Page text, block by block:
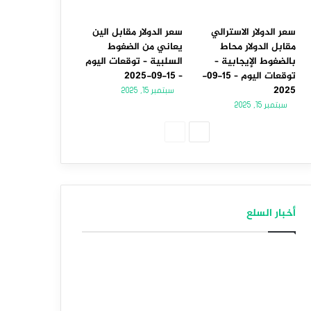
سعر الدولار الاسترالي
مقابل الدولار محاط
بالضغوط الإيجابية –
توقعات اليوم – 15-09-
2025
سبتمبر 15, 2025
سعر الدولار مقابل الين
يعاني من الضغوط
السلبية – توقعات اليوم
– 15-09-2025
سبتمبر 15, 2025
أخبار السلع